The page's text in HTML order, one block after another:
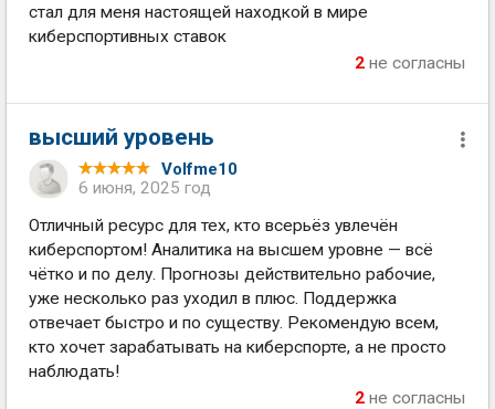
стал для меня настоящей находкой в мире
киберспортивных ставок
2 не согласны
высший уровень
Volfme10
6 июня, 2025 год
Отличный ресурс для тех, кто всерьёз увлечён
киберспортом! Аналитика на высшем уровне — всё
чётко и по делу. Прогнозы действительно рабочие,
уже несколько раз уходил в плюс. Поддержка
отвечает быстро и по существу. Рекомендую всем,
кто хочет зарабатывать на киберспорте, а не просто
наблюдать!
2 не согласны